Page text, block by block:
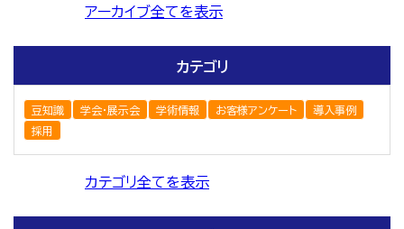
アーカイブ全てを表示
カテゴリ
豆知識 学会・展示会 学術情報 お客様アンケート
導入事例
採用
カテゴリ全てを表示